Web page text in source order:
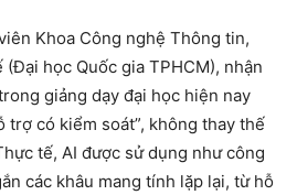
Khoa Công nghệ Thông tin,
học Quốc gia TPHCM), nhận
giảng dạy đại học hiện nay
trợ có kiểm soát”, không thay thế
tế, AI được sử dụng như công
các khâu mang tính lặp lại, từ hỗ